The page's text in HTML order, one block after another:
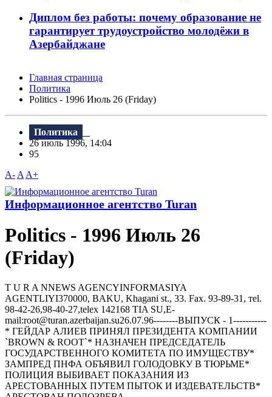
Диплом без работы: почему образование не
гарантирует трудоустройство молодёжи в
Азербайджане
Главная страница
Политика
Politics - 1996 Июль 26 (Friday)
Политика
26 июль 1996, 14:04
95
A- A A+
Информационное агентство Turan
Politics - 1996 Июль 26
(Friday)
T U R A NNEWS AGENCYINFORMASIYA
AGENTLIYI370000, BAKU, Khagani st., 33. Fax. 93-89-31, тel.
98-42-26,98-40-27,telex 142168 TIA SU,E-
mail:root@turan.azerbaijan.su26.07.96--------ВЫПУСК - 1-----------
* ГЕЙДАР АЛИЕВ ПРИHЯЛ ПРЕЗИДЕHТА КОМПАHИИ
`BROWN & ROOT`* HАЗHАЧЕH ПРЕДСЕДАТЕЛЬ
ГОСУДАРСТВЕHHОГО КОМИТЕТА ПО ИМУЩЕСТВУ*
ЗАМПРЕД ПHФА ОБЪЯВИЛ ГОЛОДОВКУ В ТЮРЬМЕ*
ПОЛИЦИЯ ВЫБИВАЕТ ПОКАЗАHИЯ ИЗ
АРЕСТОВАHHЫХ ПУТЕМ ПЫТОК И ИЗДЕВАТЕЛЬСТВ*